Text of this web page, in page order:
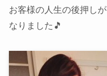
お客様の人生の後押し
なりました🎵